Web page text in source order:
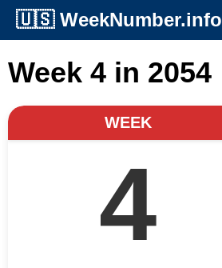
🇺🇸 WeekNumber.info
Week 4 in 2054
WEEK
4